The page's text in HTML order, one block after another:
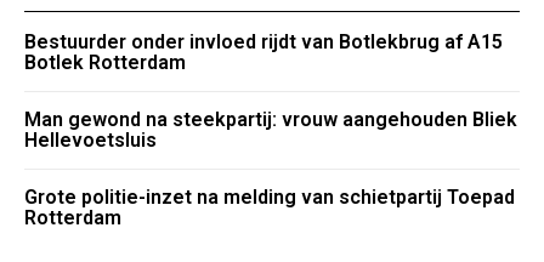
Bestuurder onder invloed rijdt van Botlekbrug af A15
Botlek Rotterdam
Man gewond na steekpartij: vrouw aangehouden Bliek
Hellevoetsluis
Grote politie-inzet na melding van schietpartij Toepad
Rotterdam